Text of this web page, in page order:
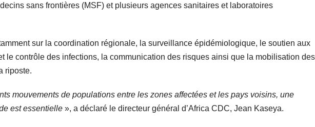
sans frontières (MSF) et plusieurs agences sanitaires et laboratoires
sur la coordination régionale, la surveillance épidémiologique, le soutien aux
le contrôle des infections, la communication des risques ainsi que la mobilisation des
riposte.
mouvements de populations entre les zones affectées et les pays voisins, une
est essentielle », a déclaré le directeur général d’Africa CDC, Jean Kaseya.